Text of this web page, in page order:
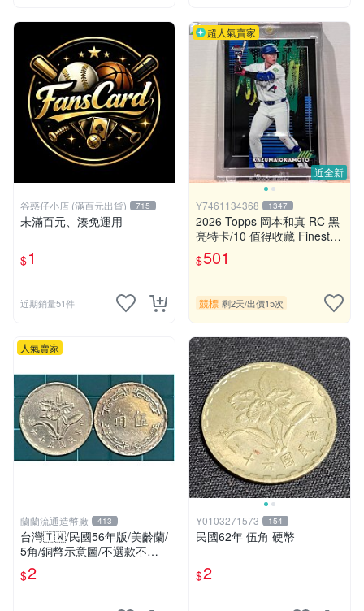
谷惑仔小店 (滿百元出貨) 715
未滿百元、湊免運用
$1
近期銷量51件
近全新
超人氣賣家
Y7461134368 1347
2026 Topps 岡本和真 RC 黑
亮特卡/10 值得收藏 Finest K
azuma Okamoto
$501
競標 剩2天/出價15次
人氣賣家
蘭蘭流通造幣廠 413
台灣🇹🇼/民國56年版/美齡蘭/
5角/銅幣示意圖/不選款不挑
品/隨機出貨
$2
Y0103271573 154
民國62年 伍角 硬幣
$2